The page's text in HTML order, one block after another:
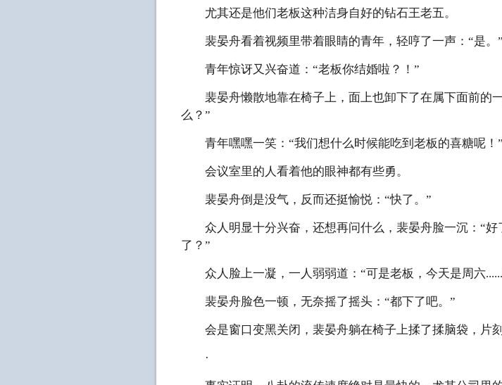
尤其还是他们老板这种洁身自好的钻石王老五。
裴晏舟看着视频里带着眼睛的青年，轻哼了一声：“是。”
青年惊讶又兴奋道：“老板你结婚啦？！”
裴晏舟懒散地靠在椅子上，面上也卸下了在属下面前的
么？”
青年嘿嘿一笑：“我们想什么时候能吃到老板的喜糖呢！”
会议室里的人看着他的眼神都有些勇。
裴晏舟倒是没气，反而还挺愉悦：“快了。”
众人明显十分兴奋，还想再问什么，裴晏舟脸一沉：“好
了？”
众人脸上一凝，一人弱弱道：“可是老板，今天是周六
裴晏舟脸色一顿，无奈摇了摇头：“都下了吧。”
会是窗口变黑关闭，裴晏舟躺在椅子上揉了揉脑袋，片刻
·